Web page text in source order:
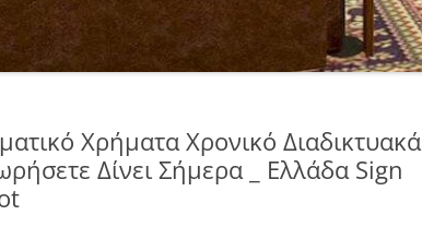
Χρήματα Χρονικό Διαδικτυακά
Δίνει Σήμερα _ Ελλάδα Sign